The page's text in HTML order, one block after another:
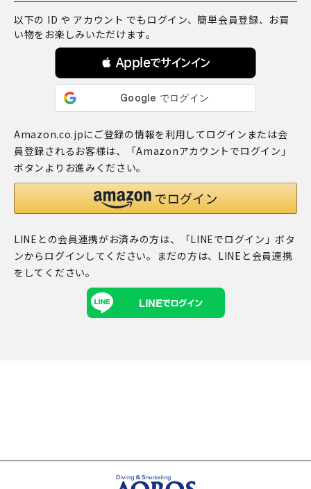
以下の ID や アカウント でもログイン、簡単会員登録、お買
い物をお楽しみいただけます。
 Appleでサインイン
Amazon.co.jpにご登録の情報を利用してログインまたは会
員登録されるお客様は、「Amazonアカウントでログイン」
ボタンよりお進みください。
LINEとの会員連携がお済みの方は、「LINEでログイン」ボタ
ンからログインしてください。まだの方は、 LINEと会員連携
をしてください。